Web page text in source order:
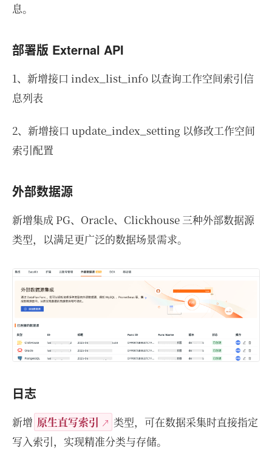
息。
部署版 External API
1、新增接口 index_list_info 以查询工作空间索引信
息列表
2、新增接口 update_index_setting 以修改工作空间
索引配置
外部数据源
新增集成 PG、Oracle、Clickhouse 三种外部数据源
类型，以满足更广泛的数据场景需求。
日志
新增 原生直写索引
类型，可在数据采集时直接指定
写入索引，实现精准分类与存储。